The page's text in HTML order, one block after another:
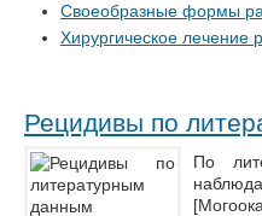
Своеобразные формы
Хирургическое лечение
Рецидивы по
По